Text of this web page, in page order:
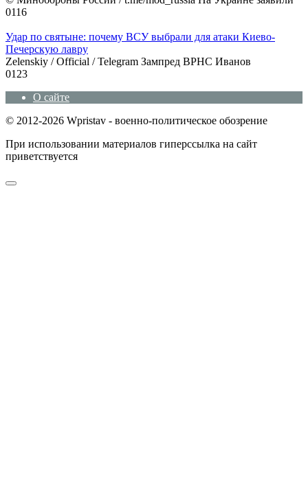
0116
Удар по святыне: почему ВСУ выбрали для атаки Киево-
Печерскую лавру
Zеlеnskiу / Оfficiаl / Telegram Зампред ВРНС Иванов
0123
О сайте
© 2012-2026 Wpristav - военно-политическое обозрение
При использовании материалов гиперссылка на сайт
приветствуется